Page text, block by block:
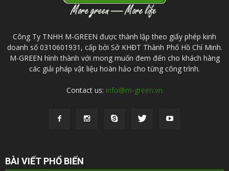
Công Ty TNHH M-GREEN được thành lập theo giấy phép kinh
doanh số 0310601931, cấp bởi Sở KHĐT Thành Phố Hồ Chí Minh.
M-GREEN hình thành với mong muốn đem đến cho khách hàng
các giải pháp vật liệu hoàn hảo cho từng công trình.
Contact us: info@m-green.vn
BÀI VIẾT PHỔ BIẾN